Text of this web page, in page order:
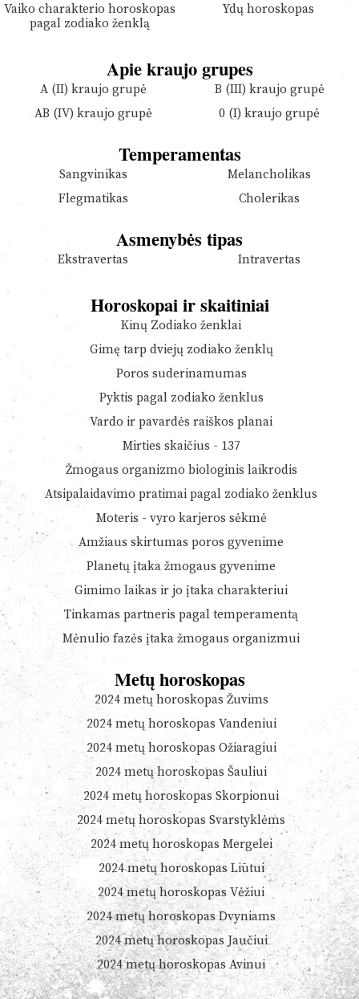
Vaiko charakterio horoskopas
pagal zodiako ženklą
Ydų horoskopas
Apie kraujo grupes
A (II) kraujo grupė
B (III) kraujo grupė
AB (IV) kraujo grupė
0 (I) kraujo grupė
Temperamentas
Sangvinikas
Melancholikas
Flegmatikas
Cholerikas
Asmenybės tipas
Ekstravertas Intravertas
Horoskopai ir skaitiniai
Kinų Zodiako ženklai
Gimę tarp dviejų zodiako ženklų
Poros suderinamumas
Pyktis pagal zodiako ženklus
Vardo ir pavardės raiškos planai
Mirties skaičius - 137
Žmogaus organizmo biologinis laikrodis
Atsipalaidavimo pratimai pagal zodiako ženklus
Moteris - vyro karjeros sėkmė
Amžiaus skirtumas poros gyvenime
Planetų įtaka žmogaus gyvenime
Gimimo laikas ir jo įtaka charakteriui
Tinkamas partneris pagal temperamentą
Mėnulio fazės įtaka žmogaus organizmui
Metų horoskopas
2024 metų horoskopas Žuvims
2024 metų horoskopas Vandeniui
2024 metų horoskopas Ožiaragiui
2024 metų horoskopas Šauliui
2024 metų horoskopas Skorpionui
2024 metų horoskopas Svarstyklėms
2024 metų horoskopas Mergelei
2024 metų horoskopas Liūtui
2024 metų horoskopas Vėžiui
2024 metų horoskopas Dvyniams
2024 metų horoskopas Jaučiui
2024 metų horoskopas Avinui